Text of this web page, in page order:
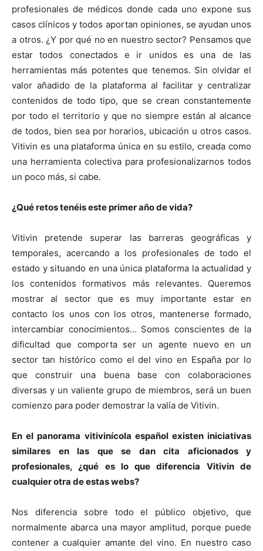
profesionales de médicos donde cada uno expone sus
casos clínicos y todos aportan opiniones, se ayudan unos
a otros. ¿Y por qué no en nuestro sector? Pensamos que
estar todos conectados e ir unidos es una de las
herramientas más potentes que tenemos. Sin olvidar el
valor añadido de la plataforma al facilitar y centralizar
contenidos de todo tipo, que se crean constantemente
por todo el territorio y que no siempre están al alcance
de todos, bien sea por horarios, ubicación u otros casos.
Vitivin es una plataforma única en su estilo, creada como
una herramienta colectiva para profesionalizarnos todos
un poco más, si cabe.
¿Qué retos tenéis este primer año de vida?
Vitivin pretende superar las barreras geográficas y
temporales, acercando a los profesionales de todo el
estado y situando en una única plataforma la actualidad y
los contenidos formativos más relevantes. Queremos
mostrar al sector que es muy importante estar en
contacto los unos con los otros, mantenerse formado,
intercambiar conocimientos… Somos conscientes de la
dificultad que comporta ser un agente nuevo en un
sector tan histórico como el del vino en España por lo
que construir una buena base con colaboraciones
diversas y un valiente grupo de miembros, será un buen
comienzo para poder demostrar la valía de Vitivin.
En el panorama vitivinícola español existen iniciativas
similares en las que se dan cita aficionados y
profesionales, ¿qué es lo que diferencia Vitivin de
cualquier otra de estas webs?
Nos diferencia sobre todo el público objetivo, que
normalmente abarca una mayor amplitud, porque puede
contener a cualquier amante del vino. En nuestro caso